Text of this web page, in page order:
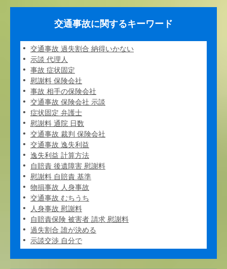
交通事故に関するキーワード
交通事故 過失割合 納得いかない
示談 代理人
事故 症状固定
慰謝料 保険会社
事故 相手の保険会社
交通事故 保険会社 示談
症状固定 弁護士
慰謝料 通院 日数
交通事故 裁判 保険会社
交通事故 逸失利益
逸失利益 計算方法
自賠責 後遺障害 慰謝料
慰謝料 自賠責 基準
物損事故 人身事故
交通事故 むちうち
人身事故 慰謝料
自賠責保険 被害者 請求 慰謝料
過失割合 誰が決める
示談交渉 自分で